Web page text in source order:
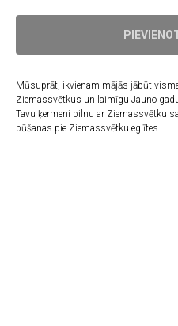
Mūsuprāt, ikvienam mājās jābūt
Ziemassvētkus un laimīgu Jauno
Tavu ķermeni pilnu ar Ziemassvētku
būšanas pie Ziemassvētku eglītes.